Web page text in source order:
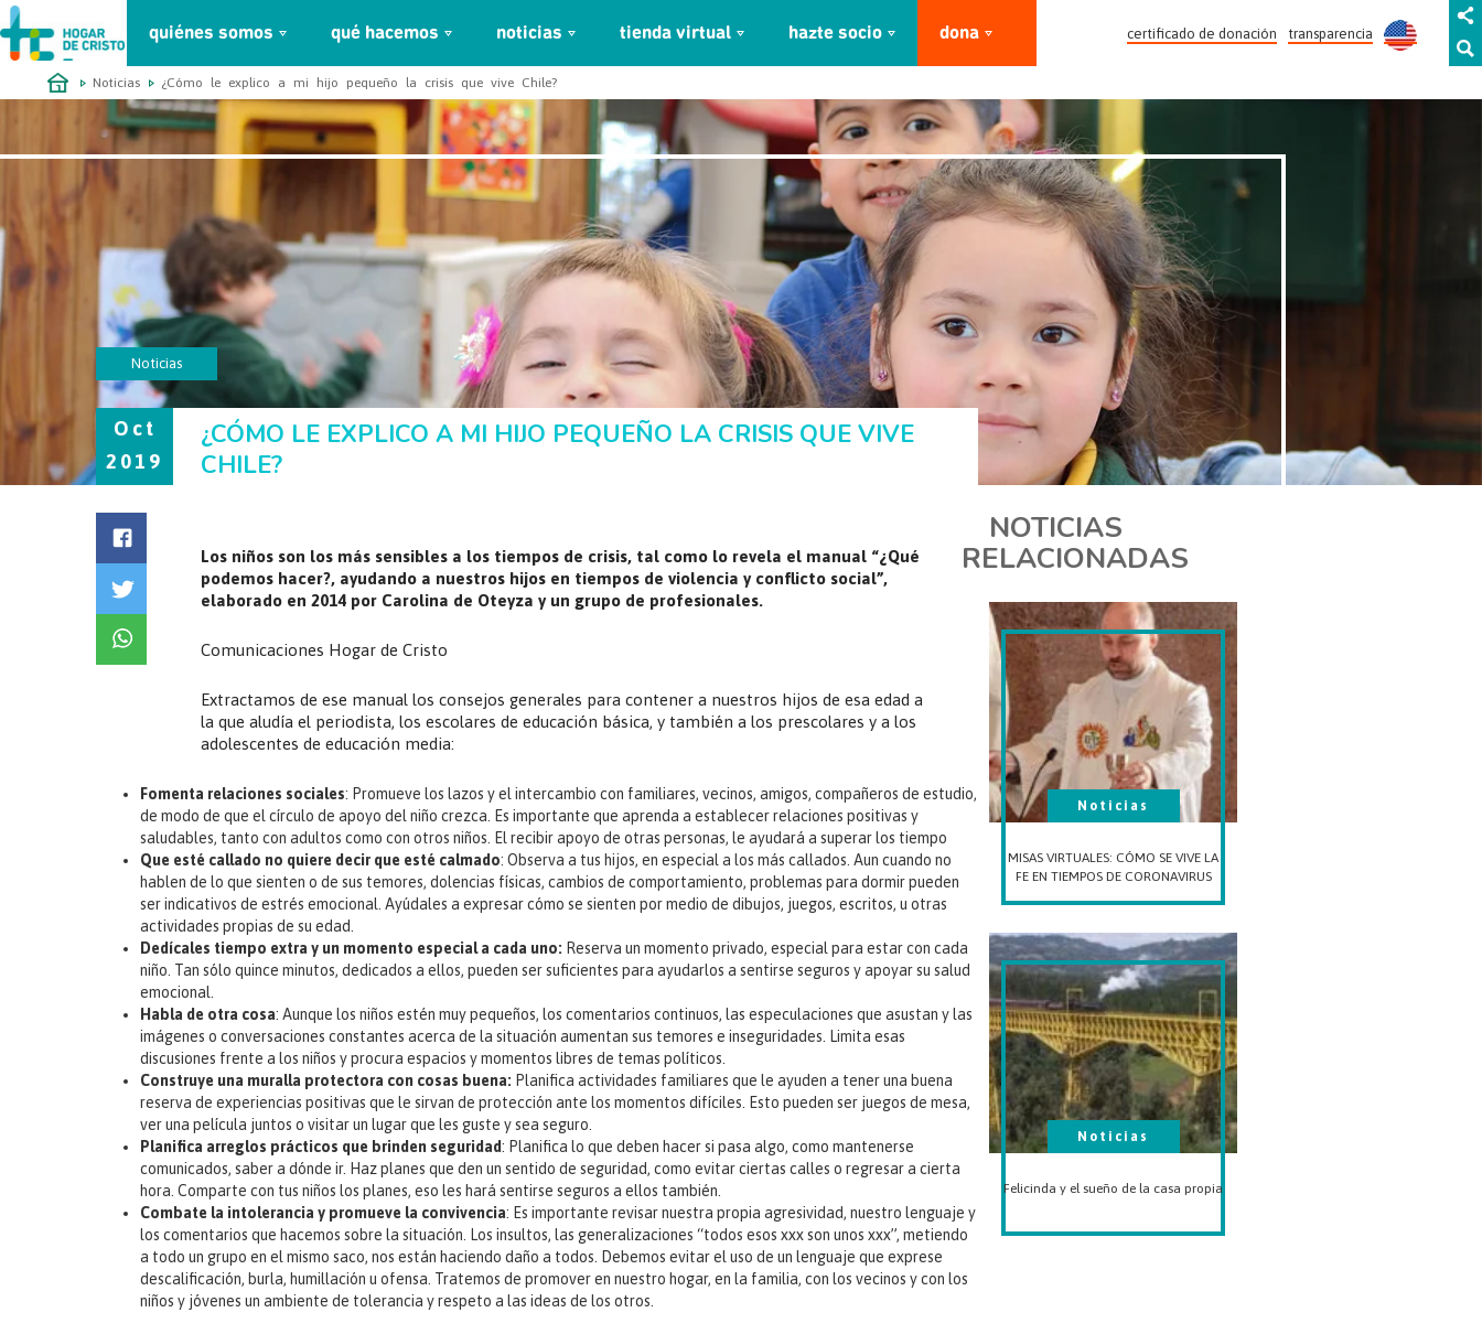
quiénes somos qué hacemos noticias tienda virtual hazte socio dona transparencia
certificado de donación
займ онлайн без проверок
Noticias ¿Cómo le explico a mi hijo pequeño la crisis que vive Chile?
HOGAR DE TODOS
Noticias
Oct
2019
¿CÓMO LE EXPLICO A MI HIJO PEQUEÑO LA CRISIS QUE VIVE
CHILE?
Los niños son los más sensibles a los tiempos de crisis, tal como lo revela el manual “¿Qué
podemos hacer?, ayudando a nuestros hijos en tiempos de violencia y conflicto social”,
elaborado en 2014 por Carolina de Oteyza y un grupo de profesionales.
Comunicaciones Hogar de Cristo
Extractamos de ese manual los consejos generales para contener a nuestros hijos de esa edad a
la que aludía el periodista, los escolares de educación básica, y también a los prescolares y a los
adolescentes de educación media:
Fomenta relaciones sociales: Promueve los lazos y el intercambio con familiares, vecinos, amigos, compañeros de estudio,
de modo de que el círculo de apoyo del niño crezca. Es importante que aprenda a establecer relaciones positivas y
saludables, tanto con adultos como con otros niños. El recibir apoyo de otras personas, le ayudará a superar los tiempo
Que esté callado no quiere decir que esté calmado: Observa a tus hijos, en especial a los más callados. Aun cuando no
hablen de lo que sienten o de sus temores, dolencias físicas, cambios de comportamiento, problemas para dormir pueden
ser indicativos de estrés emocional. Ayúdales a expresar cómo se sienten por medio de dibujos, juegos, escritos, u otras
actividades propias de su edad.
Dedícales tiempo extra y un momento especial a cada uno: Reserva un momento privado, especial para estar con cada
niño. Tan sólo quince minutos, dedicados a ellos, pueden ser suficientes para ayudarlos a sentirse seguros y apoyar su salud
emocional.
Habla de otra cosa: Aunque los niños estén muy pequeños, los comentarios continuos, las especulaciones que asustan y las
imágenes o conversaciones constantes acerca de la situación aumentan sus temores e inseguridades. Limita esas
discusiones frente a los niños y procura espacios y momentos libres de temas políticos.
Construye una muralla protectora con cosas buena: Planifica actividades familiares que le ayuden a tener una buena
reserva de experiencias positivas que le sirvan de protección ante los momentos difíciles. Esto pueden ser juegos de mesa,
ver una película juntos o visitar un lugar que les guste y sea seguro.
Planifica arreglos prácticos que brinden seguridad: Planifica lo que deben hacer si pasa algo, como mantenerse
comunicados, saber a dónde ir. Haz planes que den un sentido de seguridad, como evitar ciertas calles o regresar a cierta
hora. Comparte con tus niños los planes, eso les hará sentirse seguros a ellos también.
Combate la intolerancia y promueve la convivencia: Es importante revisar nuestra propia agresividad, nuestro lenguaje y
los comentarios que hacemos sobre la situación. Los insultos, las generalizaciones “todos esos xxx son unos xxx”, metiendo
a todo un grupo en el mismo saco, nos están haciendo daño a todos. Debemos evitar el uso de un lenguaje que exprese
descalificación, burla, humillación u ofensa. Tratemos de promover en nuestro hogar, en la familia, con los vecinos y con los
niños y jóvenes un ambiente de tolerancia y respeto a las ideas de los otros.
NOTICIAS
RELACIONADAS
MISAS VIRTUALES: CÓMO SE VIVE LA
FE EN TIEMPOS DE CORONAVIRUS
Noticias
Felicinda y el sueño de la casa propia
Noticias